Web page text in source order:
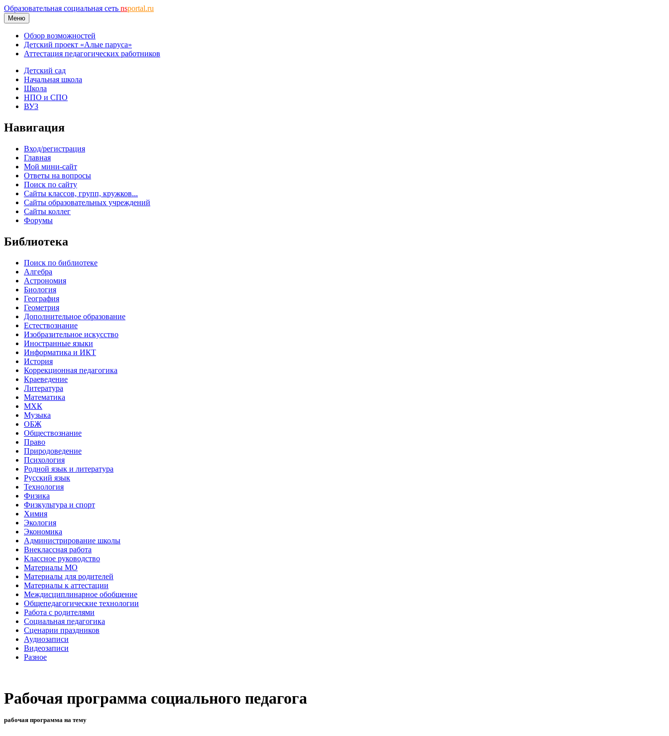
Образовательная социальная сеть nsportal.ru
Меню
Обзор возможностей
Детский проект «Алые паруса»
Аттестация педагогических работников
Детский сад
Начальная школа
Школа
НПО и СПО
ВУЗ
Навигация
Вход/регистрация
Главная
Мой мини-сайт
Ответы на вопросы
Поиск по сайту
Сайты классов, групп, кружков...
Сайты образовательных учреждений
Сайты коллег
Форумы
Библиотека
Поиск по библиотеке
Алгебра
Астрономия
Биология
География
Геометрия
Дополнительное образование
Естествознание
Изобразительное искусство
Иностранные языки
Информатика и ИКТ
История
Коррекционная педагогика
Краеведение
Литература
Математика
МХК
Музыка
ОБЖ
Обществознание
Право
Природоведение
Психология
Родной язык и литература
Русский язык
Технология
Физика
Физкультура и спорт
Химия
Экология
Экономика
Администрирование школы
Внеклассная работа
Классное руководство
Материалы МО
Материалы для родителей
Материалы к аттестации
Междисциплинарное обобщение
Общепедагогические технологии
Работа с родителями
Социальная педагогика
Сценарии праздников
Аудиозаписи
Видеозаписи
Разное
Рабочая программа социального педагога
рабочая программа на тему